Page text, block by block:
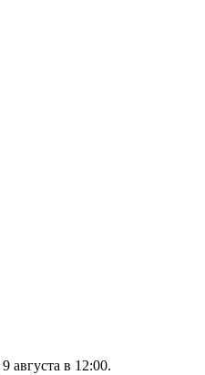
9 августа в 12:00.